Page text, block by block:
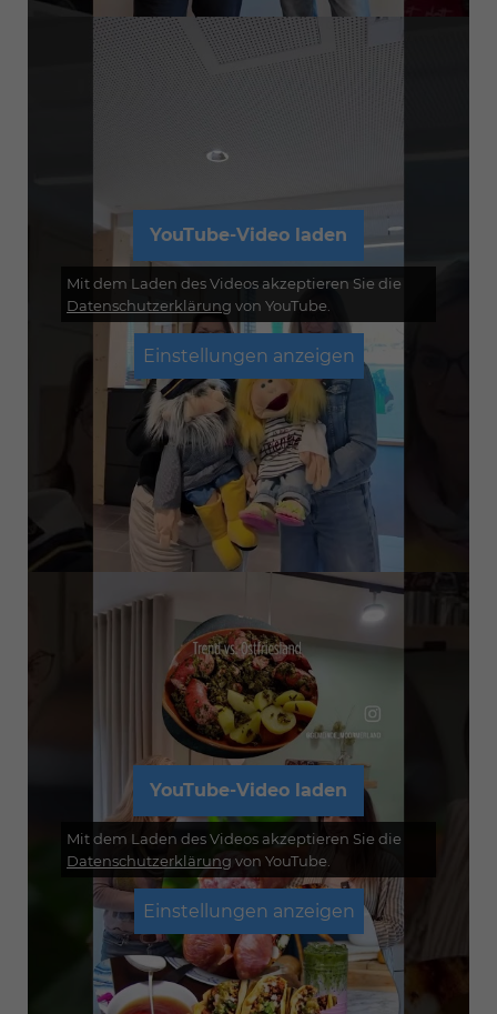
YouTube-Video laden
Mit dem Laden des Videos akzeptieren Sie die
Datenschutzerklärung von YouTube.
Einstellungen anzeigen
YouTube-Video laden
Mit dem Laden des Videos akzeptieren Sie die
Datenschutzerklärung von YouTube.
Einstellungen anzeigen